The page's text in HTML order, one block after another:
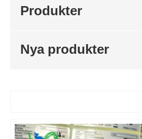
Produkter
Nya produkter